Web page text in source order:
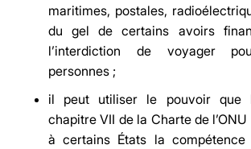
maritimes, postales,
du gel de certains avoirs
l’interdiction de voyager
personnes ;
il peut utiliser le pouvoir que
chapitre VII de la Charte de
à certains États la compétence